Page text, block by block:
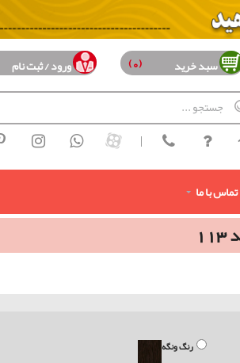
سبد خرید (0) ورود / ثبت نام
|
تماس با ما
رنگ ونگه